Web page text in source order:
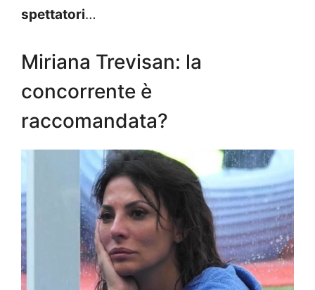
spettatori…
Miriana Trevisan: la
concorrente è
raccomandata?